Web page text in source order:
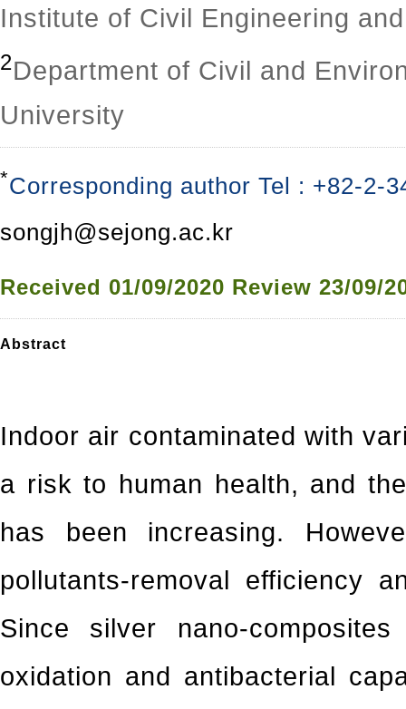
Institute of Civil Engineering
2Department of Civil and
University
*Corresponding author Tel : +82-2-
songjh@sejong.ac.kr
Received 01/09/2020 Review 23/09/
Abstract
Indoor air contaminated with
a risk to human health, and
has been increasing.
pollutants-removal efficiency
Since silver nano-
oxidation and antibacterial